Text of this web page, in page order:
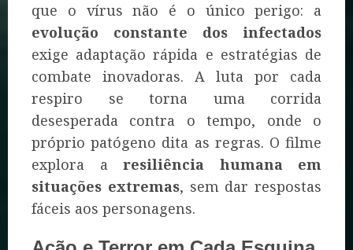
que o vírus não é o único perigo: a
evolução constante dos infectados
exige adaptação rápida e estratégias de
combate inovadoras. A luta por cada
respiro se torna uma corrida
desesperada contra o tempo, onde o
próprio patógeno dita as regras. O filme
explora a resiliência humana em
situações extremas, sem dar respostas
fáceis aos personagens.